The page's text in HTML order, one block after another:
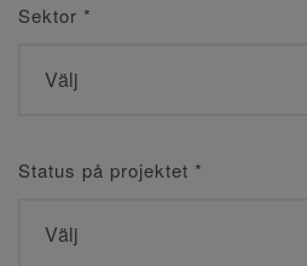
Sektor *
Status på projektet *